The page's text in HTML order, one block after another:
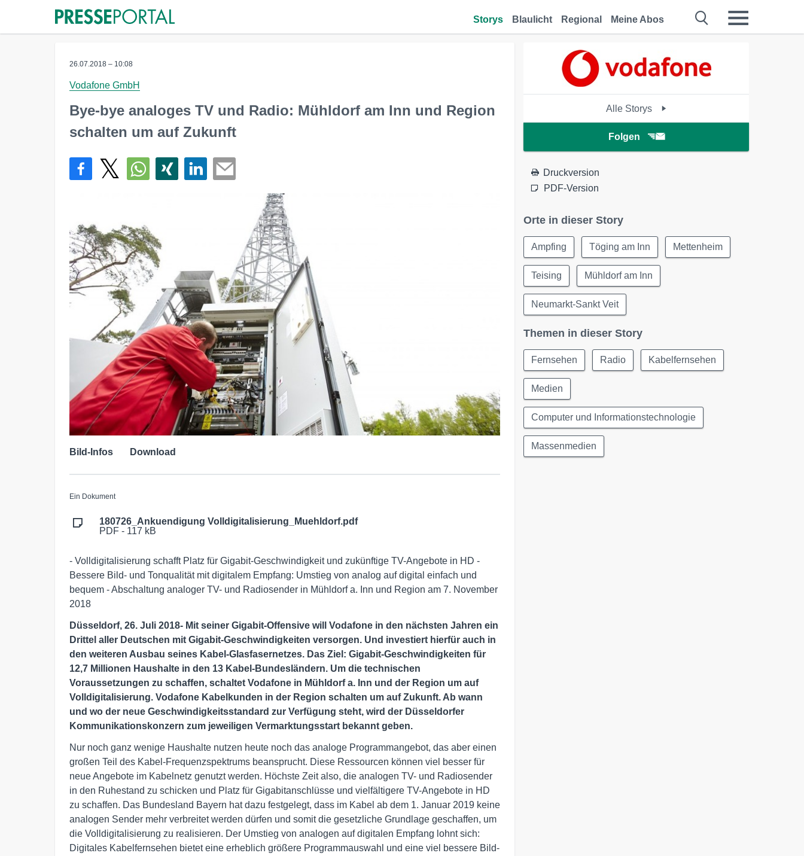
Storys Blaulicht Regional Meine Abos
26.07.2018 – 10:08
Vodafone GmbH
Bye-bye analoges TV und Radio: Mühldorf am Inn und Region
schalten um auf Zukunft
Bild-Infos Download
Ein Dokument
180726_Ankuendigung Volldigitalisierung_Muehldorf.pdf
PDF - 117 kB
- Volldigitalisierung schafft Platz für Gigabit-Geschwindigkeit und zukünftige TV-Angebote in HD -
Bessere Bild- und Tonqualität mit digitalem Empfang: Umstieg von analog auf digital einfach und
bequem - Abschaltung analoger TV- und Radiosender in Mühldorf a. Inn und Region am 7. November
2018
Düsseldorf, 26. Juli 2018- Mit seiner Gigabit-Offensive will Vodafone in den nächsten Jahren ein
Drittel aller Deutschen mit Gigabit-Geschwindigkeiten versorgen. Und investiert hierfür auch in
den weiteren Ausbau seines Kabel-Glasfasernetzes. Das Ziel: Gigabit-Geschwindigkeiten für
12,7 Millionen Haushalte in den 13 Kabel-Bundesländern. Um die technischen
Voraussetzungen zu schaffen, schaltet Vodafone in Mühldorf a. Inn und der Region um auf
Volldigitalisierung. Vodafone Kabelkunden in der Region schalten um auf Zukunft. Ab wann
und wo der neue Geschwindigkeitsstandard zur Verfügung steht, wird der Düsseldorfer
Kommunikationskonzern zum jeweiligen Vermarktungsstart bekannt geben.
Nur noch ganz wenige Haushalte nutzen heute noch das analoge Programmangebot, das aber einen
großen Teil des Kabel-Frequenzspektrums beansprucht. Diese Ressourcen können viel besser für
neue Angebote im Kabelnetz genutzt werden. Höchste Zeit also, die analogen TV- und Radiosender
in den Ruhestand zu schicken und Platz für Gigabitanschlüsse und vielfältigere TV-Angebote in HD
zu schaffen. Das Bundesland Bayern hat dazu festgelegt, dass im Kabel ab dem 1. Januar 2019 keine
analogen Sender mehr verbreitet werden dürfen und somit die gesetzliche Grundlage geschaffen, um
die Volldigitalisierung zu realisieren. Der Umstieg von analogen auf digitalen Empfang lohnt sich:
Digitales Kabelfernsehen bietet eine erheblich größere Programmauswahl und eine viel bessere Bild-
Alle Storys
Folgen
Druckversion
PDF-Version
Orte in dieser Story
Ampfing Töging am Inn Mettenheim
Teising Mühldorf am Inn
Neumarkt-Sankt Veit
Themen in dieser Story
Fernsehen Radio Kabelfernsehen
Medien
Computer und Informationstechnologie
Massenmedien